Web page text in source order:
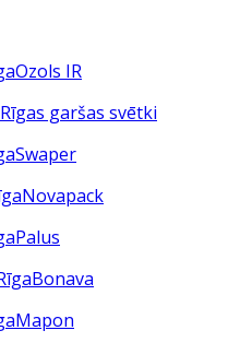
Ozols IR
Rīgas garšas svētki
Swaper
Novapack
Palus
Bonava
Mapon